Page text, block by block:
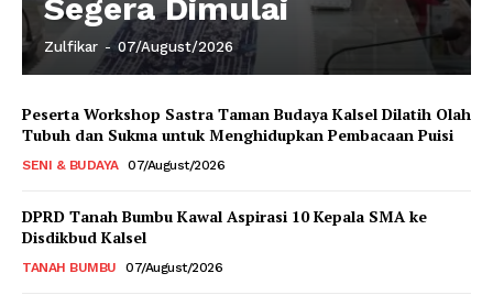
Segera Dimulai
Zulfikar - 07/August/2026
Peserta Workshop Sastra Taman Budaya Kalsel Dilatih Olah
Tubuh dan Sukma untuk Menghidupkan Pembacaan Puisi
SENI & BUDAYA 07/August/2026
DPRD Tanah Bumbu Kawal Aspirasi 10 Kepala SMA ke
Disdikbud Kalsel
TANAH BUMBU 07/August/2026